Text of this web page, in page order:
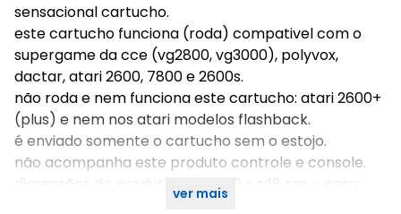
sensacional cartucho.
este cartucho funciona (roda) compativel com o
supergame da cce (vg2800, vg3000), polyvox,
dactar, atari 2600, 7800 e 2600s.
não roda e nem funciona este cartucho: atari 2600+
(plus) e nem nos atari modelos flashback.
é enviado somente o cartucho sem o estojo.
não acompanha este produto controle e console.
dimensões do produto: l:18 x a:10 x c:18 cm - peso:
ver mais